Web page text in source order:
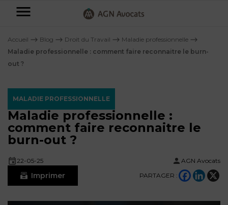
-
Particuliers
NOS
DOMAINES
DE
COMPÉTENCE
FAMILIALES
Entreprises
NOS
DE
CRÉATION
D’ENTREPRISES
Plus
d’offres
AGN
LEGAL
propos
Accueil ⟶ Blog ⟶ Droit du Travail ⟶ Maladie professionnelle ⟶
Maladie professionnelle : comment faire reconnaitre le burn-
out ?
MALADIE PROFESSIONNELLE
Maladie professionnelle :
comment faire reconnaitre le
burn-out ?
22-05-25 AGN Avocats
Imprimer PARTAGER :